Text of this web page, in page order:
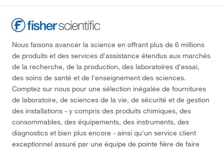
Nous faisons avancer la science en offrant plus de 6 millions
de produits et des services d'assistance étendus aux marchés
de la recherche, de la production, des laboratoires d'essai,
des soins de santé et de l'enseignement des sciences.
Comptez sur nous pour une sélection inégalée de fournitures
de laboratoire, de sciences de la vie, de sécurité et de gestion
des installations - y compris des produits chimiques, des
consommables, des équipements, des instruments, des
diagnostics et bien plus encore - ainsi qu'un service client
exceptionnel assuré par une équipe de pointe fière de faire